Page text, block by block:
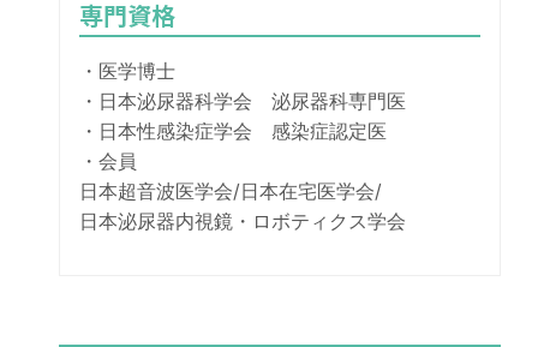
専門資格
・医学博士
・日本泌尿器科学会 泌尿器科専門医
・日本性感染症学会 感染症認定医
・会員
日本超音波医学会/日本在宅医学会/
日本泌尿器内視鏡・ロボティクス学会